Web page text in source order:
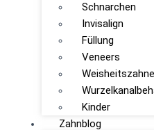
Schnarchen
Invisalign
Füllung
Veneers
Kinder
Zahnblog